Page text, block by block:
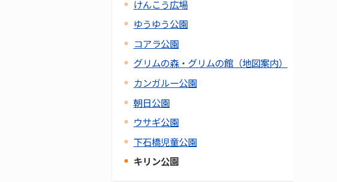
けんこう広場
ゆうゆう公園
コアラ公園
グリムの森・グリムの館（地図案内）
カンガルー公園
朝日公園
ウサギ公園
下石橋児童公園
キリン公園